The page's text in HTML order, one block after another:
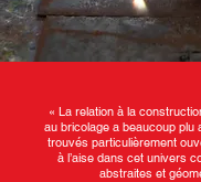
« La relation à la
au bricolage a beaucoup plu
trouvés particulièrement
à l’aise dans cet univers
abstraites et